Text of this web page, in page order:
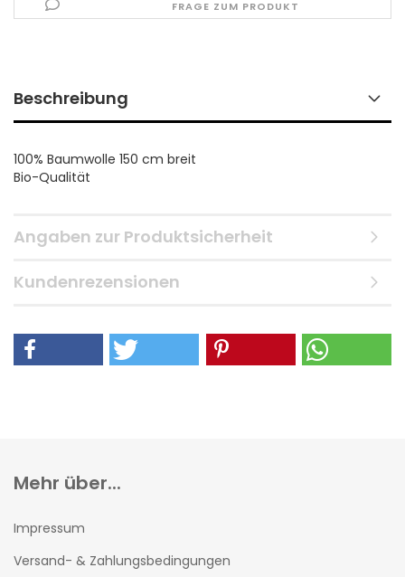
FRAGE ZUM PRODUKT
Beschreibung
100% Baumwolle 150 cm breit
Bio-Qualität
Angaben zur Produktsicherheit
Kundenrezensionen
Mehr über...
Impressum
Versand- & Zahlungsbedingungen